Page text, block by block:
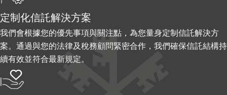
定制化信託解決方案
我們會根據您的優先事項與關注點，為您量身定制信託解決方
案。通過與您的法律及稅務顧問緊密合作，我們確保信託結構持
續有效並符合最新規定。